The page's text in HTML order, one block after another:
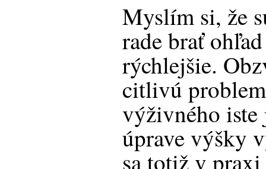
Myslím si, že
rade brať
rýchlejšie.
citlivú
výživného iste
úprave výšky
sa totiž v